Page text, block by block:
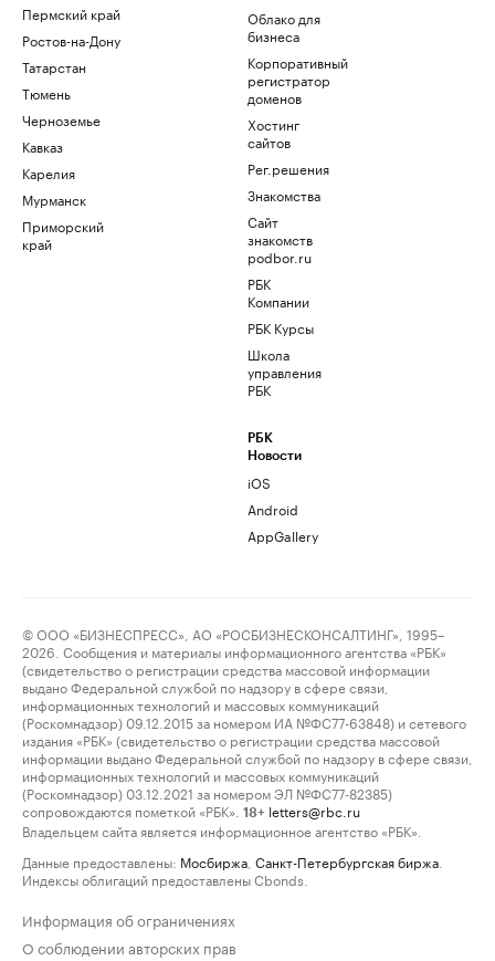
Пермский край
Ростов-на-Дону
Татарстан
Тюмень
Черноземье
Кавказ
Карелия
Мурманск
Приморский
край
Облако для
бизнеса
Корпоративный
регистратор
доменов
Хостинг
сайтов
Рег.решения
Знакомства
Сайт
знакомств
podbor.ru
РБК
Компании
РБК Курсы
Школа
управления
РБК
РБК
Новости
iOS
Android
AppGallery
© ООО «БИЗНЕСПРЕСС», АО «РОСБИЗНЕСКОНСАЛТИНГ», 1995–
2026. Сообщения и материалы информационного агентства «РБК»
(свидетельство о регистрации средства массовой информации
выдано Федеральной службой по надзору в сфере связи,
информационных технологий и массовых коммуникаций
(Роскомнадзор) 09.12.2015 за номером ИА №ФС77-63848) и сетевого
издания «РБК» (свидетельство о регистрации средства массовой
информации выдано Федеральной службой по надзору в сфере связи,
информационных технологий и массовых коммуникаций
(Роскомнадзор) 03.12.2021 за номером ЭЛ №ФС77-82385)
сопровождаются пометкой «РБК».
18+ letters@rbc.ru
Владельцем сайта является информационное агентство «РБК».
Данные предоставлены: Мосбиржа Санкт-Петербургская биржа
Индексы облигаций предоставлены Cbonds.
Информация об ограничениях
О соблюдении авторских прав